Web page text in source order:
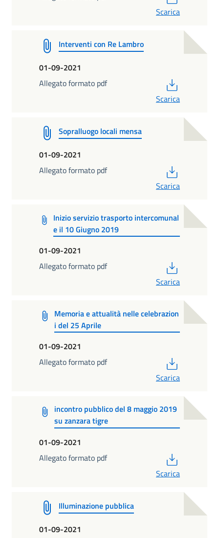
Scarica
Interventi con Re Lambro
01-09-2021
Allegato formato pdf
Scarica
Sopralluogo locali mensa
01-09-2021
Allegato formato pdf
Scarica
Inizio servizio trasporto intercomunal
e il 10 Giugno 2019
01-09-2021
Allegato formato pdf
Scarica
Memoria e attualità nelle celebrazion
i del 25 Aprile
01-09-2021
Allegato formato pdf
Scarica
incontro pubblico del 8 maggio 2019
su zanzara tigre
01-09-2021
Allegato formato pdf
Scarica
Illuminazione pubblica
01-09-2021